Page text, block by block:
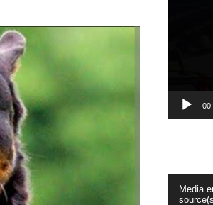
Player
Media